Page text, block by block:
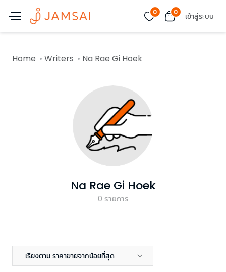
0 0 เข้าสู่ระบบ
Home Writers Na Rae Gi Hoek
Na Rae Gi Hoek
0 รายการ
เรียงตาม ราคาขายจากน้อยที่สุด